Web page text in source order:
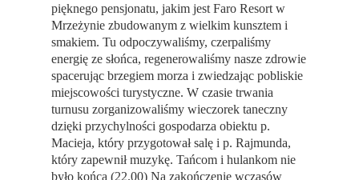
pięknego pensjonatu, jakim jest Faro Resort w
Mrzeżynie zbudowanym z wielkim kunsztem i
smakiem. Tu odpoczywaliśmy, czerpaliśmy
energię ze słońca, regenerowaliśmy nasze zdrowie
spacerując brzegiem morza i zwiedzając pobliskie
miejscowości turystyczne. W czasie trwania
turnusu zorganizowaliśmy wieczorek taneczny
dzięki przychylności gospodarza obiektu p.
Macieja, który przygotował salę i p. Rajmunda,
który zapewnił muzykę. Tańcom i hulankom nie
było końca (22.00) Na zakończenie wczasów